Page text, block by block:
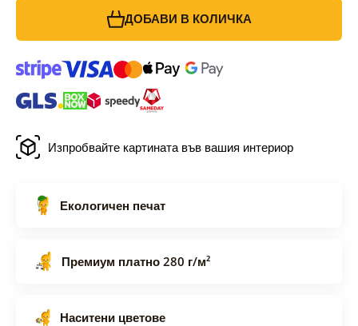
ДОБАВИ В КОЛИЧКА
Изпробвайте картината във вашия интериор
Екологичен печат
Премиум платно 280 г/м²
Наситени цветове